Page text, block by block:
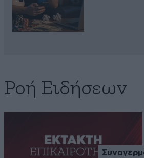
Ροή Ειδήσεων